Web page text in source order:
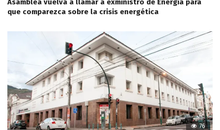
Asamblea vuelva a llamar a exministro de Energía para
que comparezca sobre la crisis energética
76